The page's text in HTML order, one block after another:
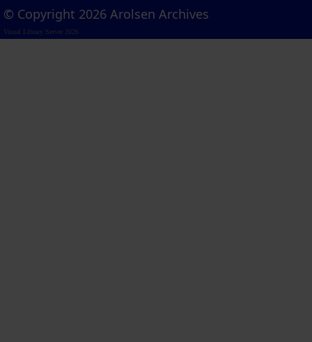
© Copyright 2026 Arolsen Archives
Visual Library Server 2026